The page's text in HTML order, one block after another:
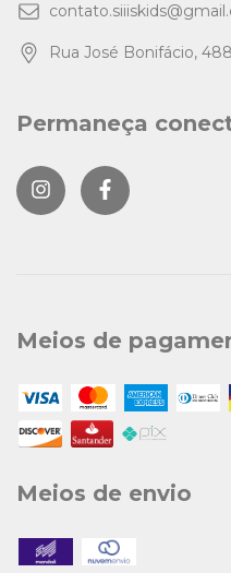
Rua José Bonifácio,
Permaneça
Meios de
Meios de envio